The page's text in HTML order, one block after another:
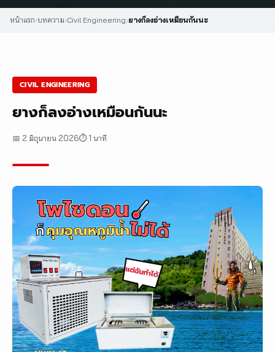
หน้าแรก›บทความ›Civil Engineering›ยางก็ลงอ่างเหมือนกันนะ
CIVIL ENGINEERING
ยางก็ลงอ่างเหมือนกันนะ
📅 2 มิถุนายน 2026⏱ 1 นาที